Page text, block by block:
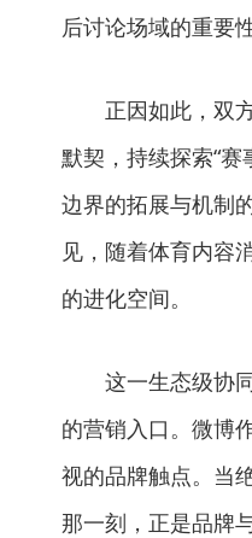
后讨论场域的重要
正因如此，双
默契，持续探索“
边界的拓展与机制
见，随着体育内容
的进化空间。
这一生态级协
的营销入口。微博
视的品牌触点。当
那一刻，正是品牌